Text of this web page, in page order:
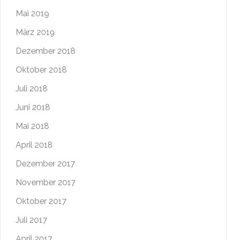
Mai 2019
März 2019
Dezember 2018
Oktober 2018
Juli 2018
Juni 2018
Mai 2018
April 2018
Dezember 2017
November 2017
Oktober 2017
Juli 2017